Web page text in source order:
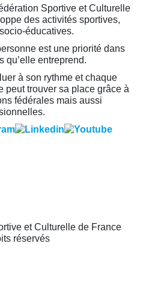
Sportive et Culturelle
des activités sportives,
éducatives.
est une priorité dans
qu’elle entreprend.
à son rythme et chaque
peut trouver sa place grâce à
fédérales mais aussi
et Culturelle de France
réservés